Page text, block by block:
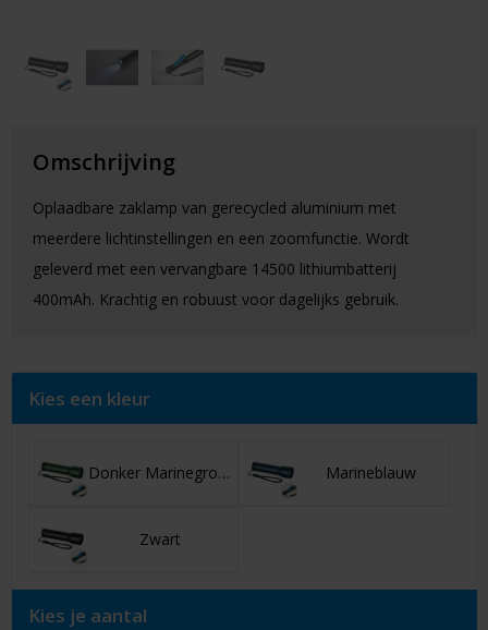
Omschrijving
Oplaadbare zaklamp van gerecycled aluminium met
meerdere lichtinstellingen en een zoomfunctie. Wordt
geleverd met een vervangbare 14500 lithiumbatterij
400mAh. Krachtig en robuust voor dagelijks gebruik.
Kies een kleur
Donker Marinegroen Marineblauw
Zwart
Kies je aantal